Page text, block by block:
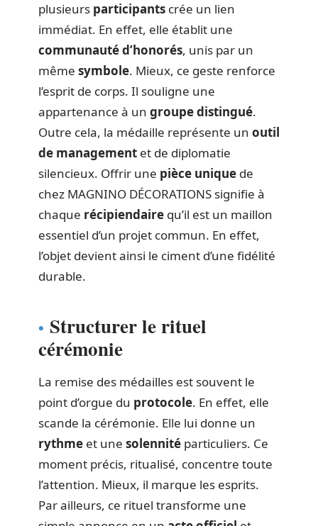
plusieurs participants crée un lien
immédiat. En effet, elle établit une
communauté d’honorés, unis par un
même symbole. Mieux, ce geste renforce
l’esprit de corps. Il souligne une
appartenance à un groupe distingué.
Outre cela, la médaille représente un outil
de management et de diplomatie
silencieux. Offrir une pièce unique de
chez MAGNINO DÉCORATIONS signifie à
chaque récipiendaire qu’il est un maillon
essentiel d’un projet commun. En effet,
l’objet devient ainsi le ciment d’une fidélité
durable.
Structurer le rituel
cérémonie
La remise des médailles est souvent le
point d’orgue du protocole. En effet, elle
scande la cérémonie. Elle lui donne un
rythme et une solennité particuliers. Ce
moment précis, ritualisé, concentre toute
l’attention. Mieux, il marque les esprits.
Par ailleurs, ce rituel transforme une